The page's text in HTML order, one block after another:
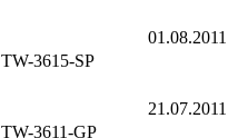
TW-3615-SP
01.08.2011
TW-3611-GP
21.07.2011